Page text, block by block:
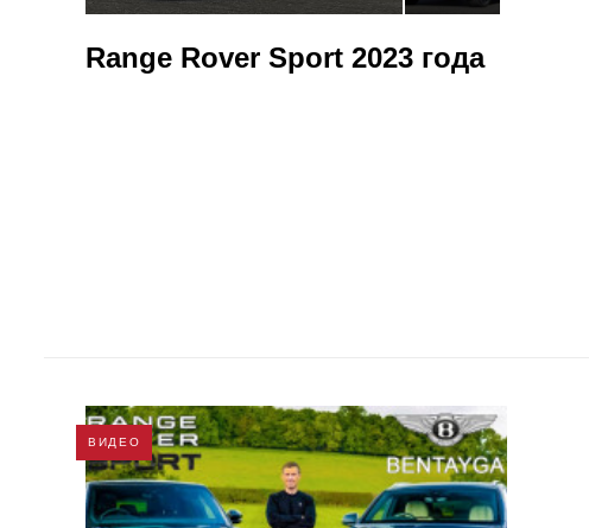
Range Rover Sport 2023 года
ВИДЕО